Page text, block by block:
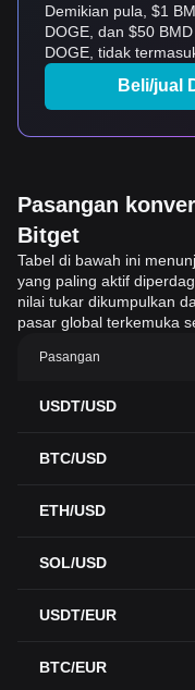
Demikian pula, $1
DOGE, dan $50
DOGE, tidak
Beli/jual
Pasangan
Bitget
Tabel di bawah ini
yang paling aktif
nilai tukar dikumpulkan
pasar global terkemuka
Pasangan
USDT/USD
BTC/USD
ETH/USD
SOL/USD
USDT/EUR
BTC/EUR